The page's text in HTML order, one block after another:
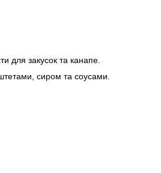
для закусок та канапе.
сиром та соусами.